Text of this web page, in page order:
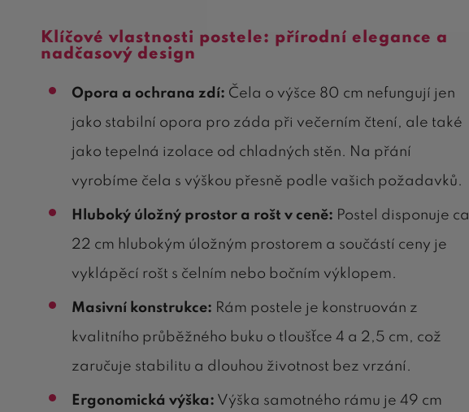
Klíčové vlastnosti postele: přírodní elegance a
nadčasový design
Opora a ochrana zdí: Čela o výšce 80 cm nefungují jen
jako stabilní opora pro záda při večerním čtení, ale také
jako tepelná izolace od chladných stěn. Na přání
vyrobíme čela s výškou přesně podle vašich požadavků.
Hluboký úložný prostor a rošt v ceně: Postel disponuje ca
22 cm hlubokým úložným prostorem a součástí ceny je
vyklápěcí rošt s čelním nebo bočním výklopem.
Masivní konstrukce: Rám postele je konstruován z
kvalitního průběžného buku o tloušťce 4 a 2,5 cm, což
zaručuje stabilitu a dlouhou životnost bez vrzání.
Ergonomická výška: Výška samotného rámu je 49 cm